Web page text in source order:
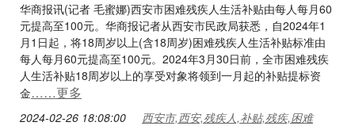
华商报讯(记者 毛蜜娜)西安市困难残疾人生活补贴由每人每月60
元提高至100元。华商报记者从西安市民政局获悉，自2024年1
月1日起，将18周岁以上(含18周岁)困难残疾人生活补贴标准由
每人每月60元提高至100元。2024年3月30日前，全市困难残疾
人生活补贴18周岁以上的享受对象将领到一月起的补贴提标资
金……更多
2024-02-26 18:08:00 西安市,西安,残疾人,补贴,残疾,困难